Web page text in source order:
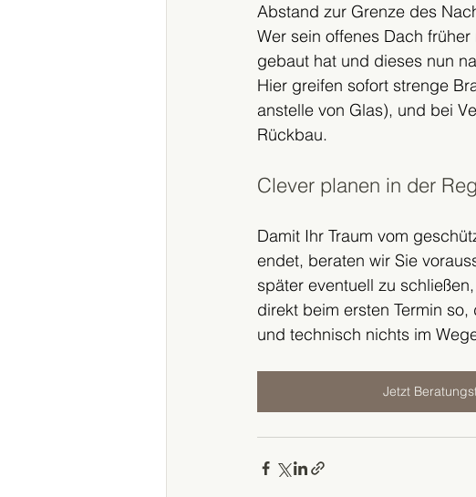
Abstand zur Grenze des
Wer sein offenes Dach
gebaut hat und dieses nun
Hier greifen sofort strenge
anstelle von Glas), und bei
Rückbau.
Clever planen in der
Damit Ihr Traum vom
endet, beraten wir Sie
später eventuell zu
direkt beim ersten Termin
und technisch nichts im
Jetzt